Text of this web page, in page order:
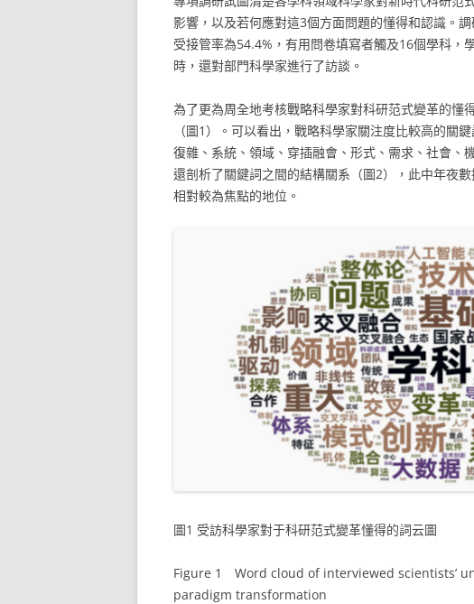
影響，以及若何應對這3個方面問題的懂得和認識。
受接管率為54.4%，有用問卷填寫者觸及16個學科，
時，還對部門科學家進行了訪談。
為了更為周全地考核戰略科學家對科研范式變革的懂
（圖1）。可以看出，戰略科學家關注度比較高的關
復雜、系統、領域、穿插融會、形式、需求、社會、
還剖析了關鍵詞之間的結構關系（圖2），此中年夜
相對較為焦點的地位。
圖1 受訪科學家對于科研范式變革懂得的詞云圖
Figure 1 Word cloud of interviewed scientists’
paradigm transformation